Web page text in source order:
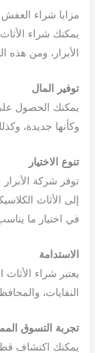
مزايا شراء
يمكنك شراء
الأبرار، ومن هذه
توفير المال
يمكنك الحصول
وكأنها جديدة،
تنوع الاختيار
توفر شركة الأبرار
إلى الأثاث
في اختيار ما
الاستدامة
يعتبر شراء
النفايات،
تجربة التسوق
يمكنك اكتشاف